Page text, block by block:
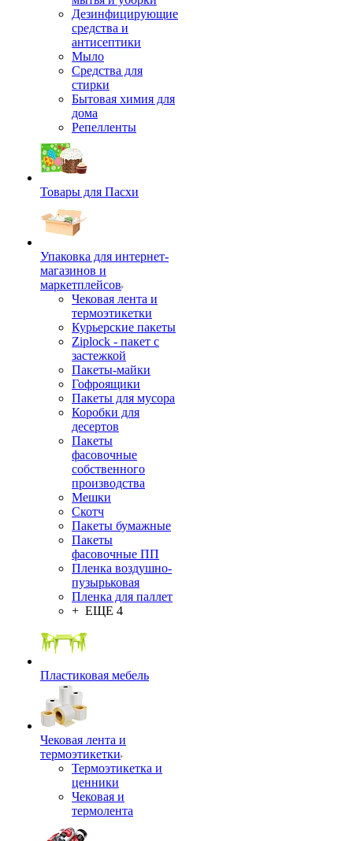
Дезинфицирующие
средства и
антисептики
Мыло
Средства для
стирки
Бытовая химия для
дома
Репелленты
Товары для Пасхи
Упаковка для интернет-
магазинов и
маркетплейсов
Чековая лента и
термоэтикетки
Курьерские пакеты
Ziplock - пакет с
застежкой
Пакеты-майки
Гофроящики
Пакеты для мусора
Коробки для
десертов
Пакеты
фасовочные
собственного
производства
Мешки
Скотч
Пакеты бумажные
Пакеты
фасовочные ПП
Пленка воздушно-
пузырьковая
Пленка для паллет
+ ЕЩЕ 4
Пластиковая мебель
Чековая лента и
термоэтикетки
Термоэтикетка и
ценники
Чековая и
термолента